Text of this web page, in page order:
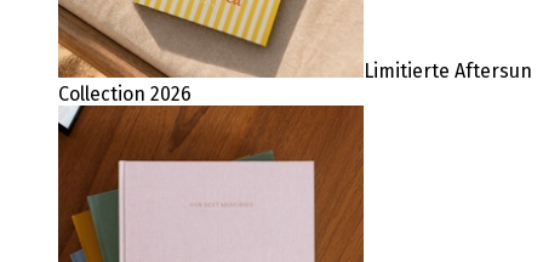
Limitierte Aftersun
Collection 2026